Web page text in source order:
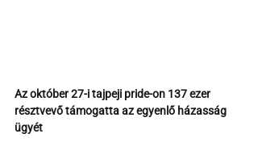
Az október 27-i tajpeji pride-on 137 ezer
résztvevő támogatta az egyenlő házasság
ügyét